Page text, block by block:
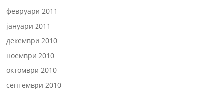
февруари 2011
јануари 2011
декември 2010
ноември 2010
октомври 2010
септември 2010